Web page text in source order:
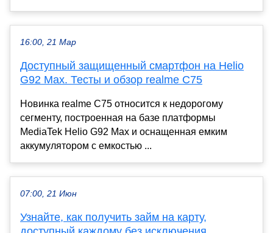
16:00, 21 Мар
Доступный защищенный смартфон на Helio
G92 Max. Тесты и обзор realme C75
Новинка realme C75 относится к недорогому
сегменту, построенная на базе платформы
MediaTek Helio G92 Max и оснащенная емким
аккумулятором с емкостью ...
07:00, 21 Июн
Узнайте, как получить займ на карту,